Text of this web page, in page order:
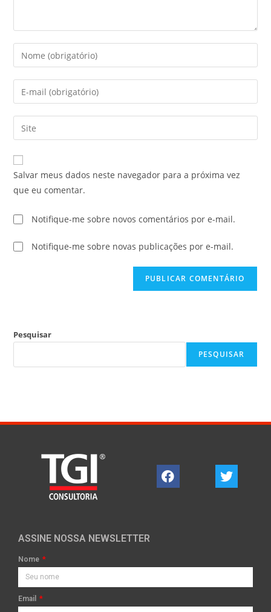
Salvar meus dados neste navegador para a próxima vez
que eu comentar.
Notifique-me sobre novos comentários por e-mail.
Notifique-me sobre novas publicações por e-mail.
Pesquisar
PESQUISAR
ASSINE NOSSA NEWSLETTER
Nome
Email